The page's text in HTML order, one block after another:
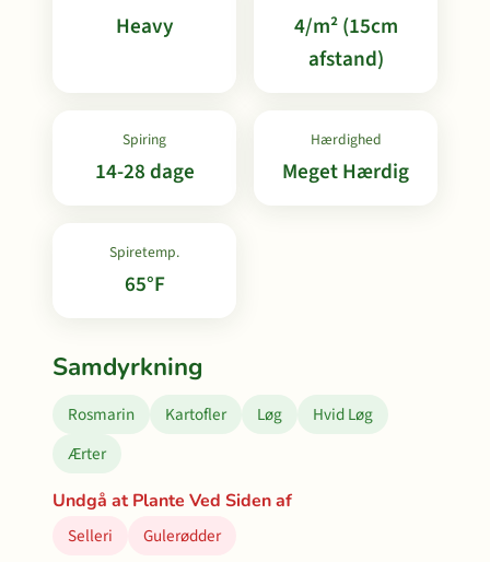
Heavy
4/m² (15cm
afstand)
Spiring
14-28 dage
Hærdighed
Meget Hærdig
Spiretemp.
65°F
Samdyrkning
Rosmarin Kartofler Løg
Hvid Løg
Ærter
Undgå at Plante Ved Siden af
Selleri
Gulerødder